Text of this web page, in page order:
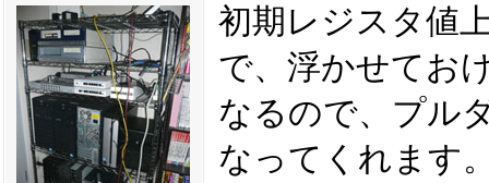
初期レジスタ値
で、浮かせてお
なるので、プル
なってくれます